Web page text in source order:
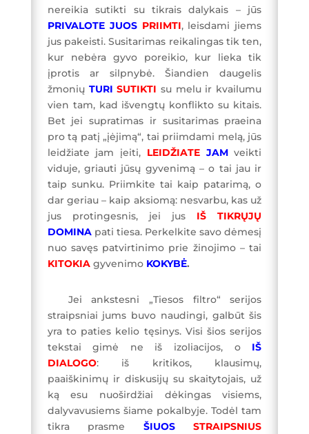
nereikia sutikti su tikrais dalykais – jūs
PRIVALOTE JUOS PRIIMTI, leisdami jiems
jus pakeisti. Susitarimas reikalingas tik ten,
kur nebėra gyvo poreikio, kur lieka tik
įprotis ar silpnybė. Šiandien daugelis
žmonių TURI SUTIKTI su melu ir kvailumu
vien tam, kad išvengtų konflikto su kitais.
Bet jei supratimas ir susitarimas praeina
pro tą patį „įėjimą“, tai priimdami melą, jūs
leidžiate jam įeiti, LEIDŽIATE JAMveikti
viduje, griauti jūsų gyvenimą – o tai jau ir
taip sunku. Priimkite tai kaip patarimą, o
dar geriau – kaip aksiomą: nesvarbu, kas už
jus protingesnis, jei jus IŠ TIKRŲJŲ
DOMINApati tiesa. Perkelkite savo dėmesį
nuo savęs patvirtinimo prie žinojimo – tai
KITOKIAgyvenimo KOKYBĖ.
Jei ankstesni „Tiesos filtro“ serijos
straipsniai jums buvo naudingi, galbūt šis
yra to paties kelio tęsinys. Visi šios serijos
tekstai gimė ne iš izoliacijos, o IŠ
DIALOGO: iš kritikos, klausimų,
paaiškinimų ir diskusijų su skaitytojais, už
ką esu nuoširdžiai dėkingas visiems,
dalyvavusiems šiame pokalbyje. Todėl tam
tikra prasme ŠIUOS
STRAIPSNIUS